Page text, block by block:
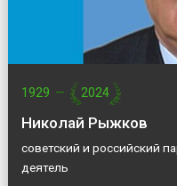
1929 — 2024
Николай Рыжков
советский и российский
деятель